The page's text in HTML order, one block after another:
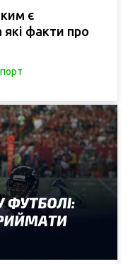
є
факти про